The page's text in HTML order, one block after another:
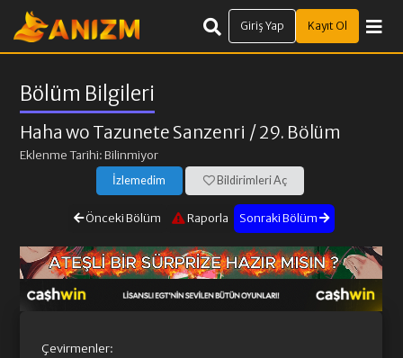
Giriş Yap Kayıt Ol
Bölüm Bilgileri
Haha wo Tazunete Sanzenri / 29. Bölüm
Eklenme Tarihi: Bilinmiyor
İzlemedim Bildirimleri Aç
Önceki Bölüm Raporla Sonraki Bölüm
Çevirmenler: